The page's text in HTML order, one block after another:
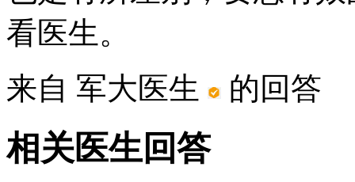
看医生。
来自 军大医生
的回答
相关医生回答